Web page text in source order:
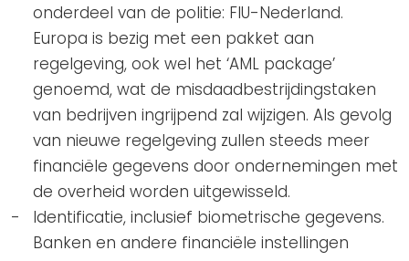
onderdeel van de politie: FIU-Nederland.
Europa is bezig met een pakket aan
regelgeving, ook wel het ‘AML package’
genoemd, wat de misdaadbestrijdingstaken
van bedrijven ingrijpend zal wijzigen. Als gevolg
van nieuwe regelgeving zullen steeds meer
financiële gegevens door ondernemingen met
de overheid worden uitgewisseld.
Identificatie, inclusief biometrische gegevens.
Banken en andere financiële instellingen